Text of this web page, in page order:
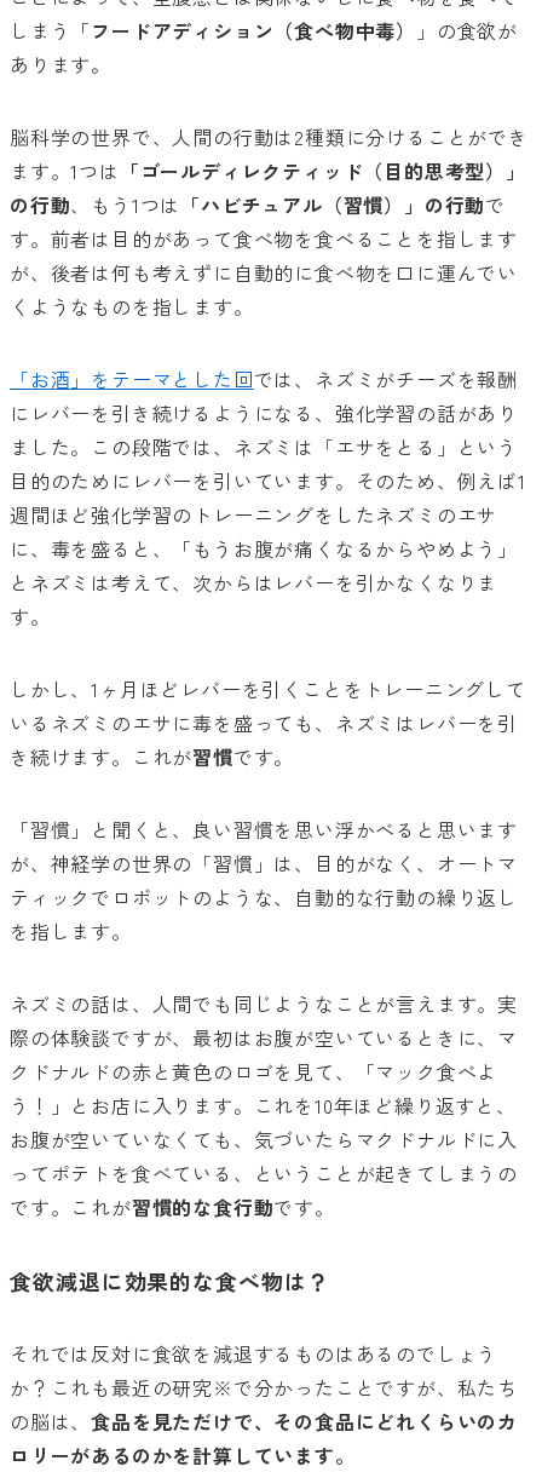
しまう「フードアディション（食べ物中毒）
」の食欲が
あります。
脳科学の世界で、人間の行動は2種類に分けることができ
ます。1つは 「ゴールディレクティッド（目的思考型）」
の行動、もう1つは 「ハビチュアル（習慣）」の行動で
す。前者は目的があって食べ物を食べることを指します
が、後者は何も考えずに自動的に食べ物を口に運んでい
くようなものを指します。
「お酒」をテーマとした回では、ネズミがチーズを報酬
にレバーを引き続けるようになる、強化学習の話があり
ました。この段階では、ネズミは「エサをとる」という
目的のためにレバーを引いています。そのため、例えば1
週間ほど強化学習のトレーニングをしたネズミのエサ
に、毒を盛ると、「もうお腹が痛くなるからやめよう」
とネズミは考えて、次からはレバーを引かなくなりま
す。
しかし、1ヶ月ほどレバーを引くことをトレーニングして
いるネズミのエサに毒を盛っても、ネズミはレバーを引
き続けます。これが習慣です。
「習慣」と聞くと、良い習慣を思い浮かべると思います
が、神経学の世界の「習慣」は、目的がなく、オートマ
ティックでロボットのような、自動的な行動の繰り返し
を指します。
ネズミの話は、人間でも同じようなことが言えます。実
際の体験談ですが、最初はお腹が空いているときに、マ
クドナルドの赤と黄色のロゴを見て、「マック食べよ
う！」とお店に入ります。これを10年ほど繰り返すと、
お腹が空いていなくても、気づいたらマクドナルドに入
ってポテトを食べている、ということが起きてしまうの
です。これが習慣的な食行動です。
食欲減退に効果的な食べ物は？
それでは反対に食欲を減退するものはあるのでしょう
か？これも最近の研究※で分かったことですが、私たち
の脳は、食品を見ただけで、その食品にどれくらいのカ
ロリーがあるのかを計算しています。